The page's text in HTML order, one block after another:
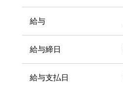
給与
給与締日
給与支払日